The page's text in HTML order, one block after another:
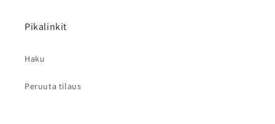
Pikalinkit
Haku
Peruuta tilaus